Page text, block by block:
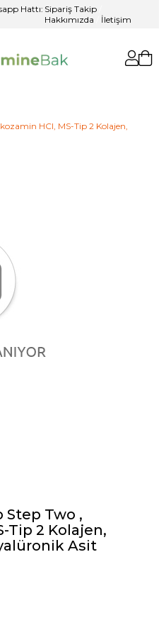
Hattı: Sipariş Takip
Hakkımızda
İletişim
HCl, MS-Tip 2 Kolajen,
Step Two ,
Tip 2 Kolajen,
Asit